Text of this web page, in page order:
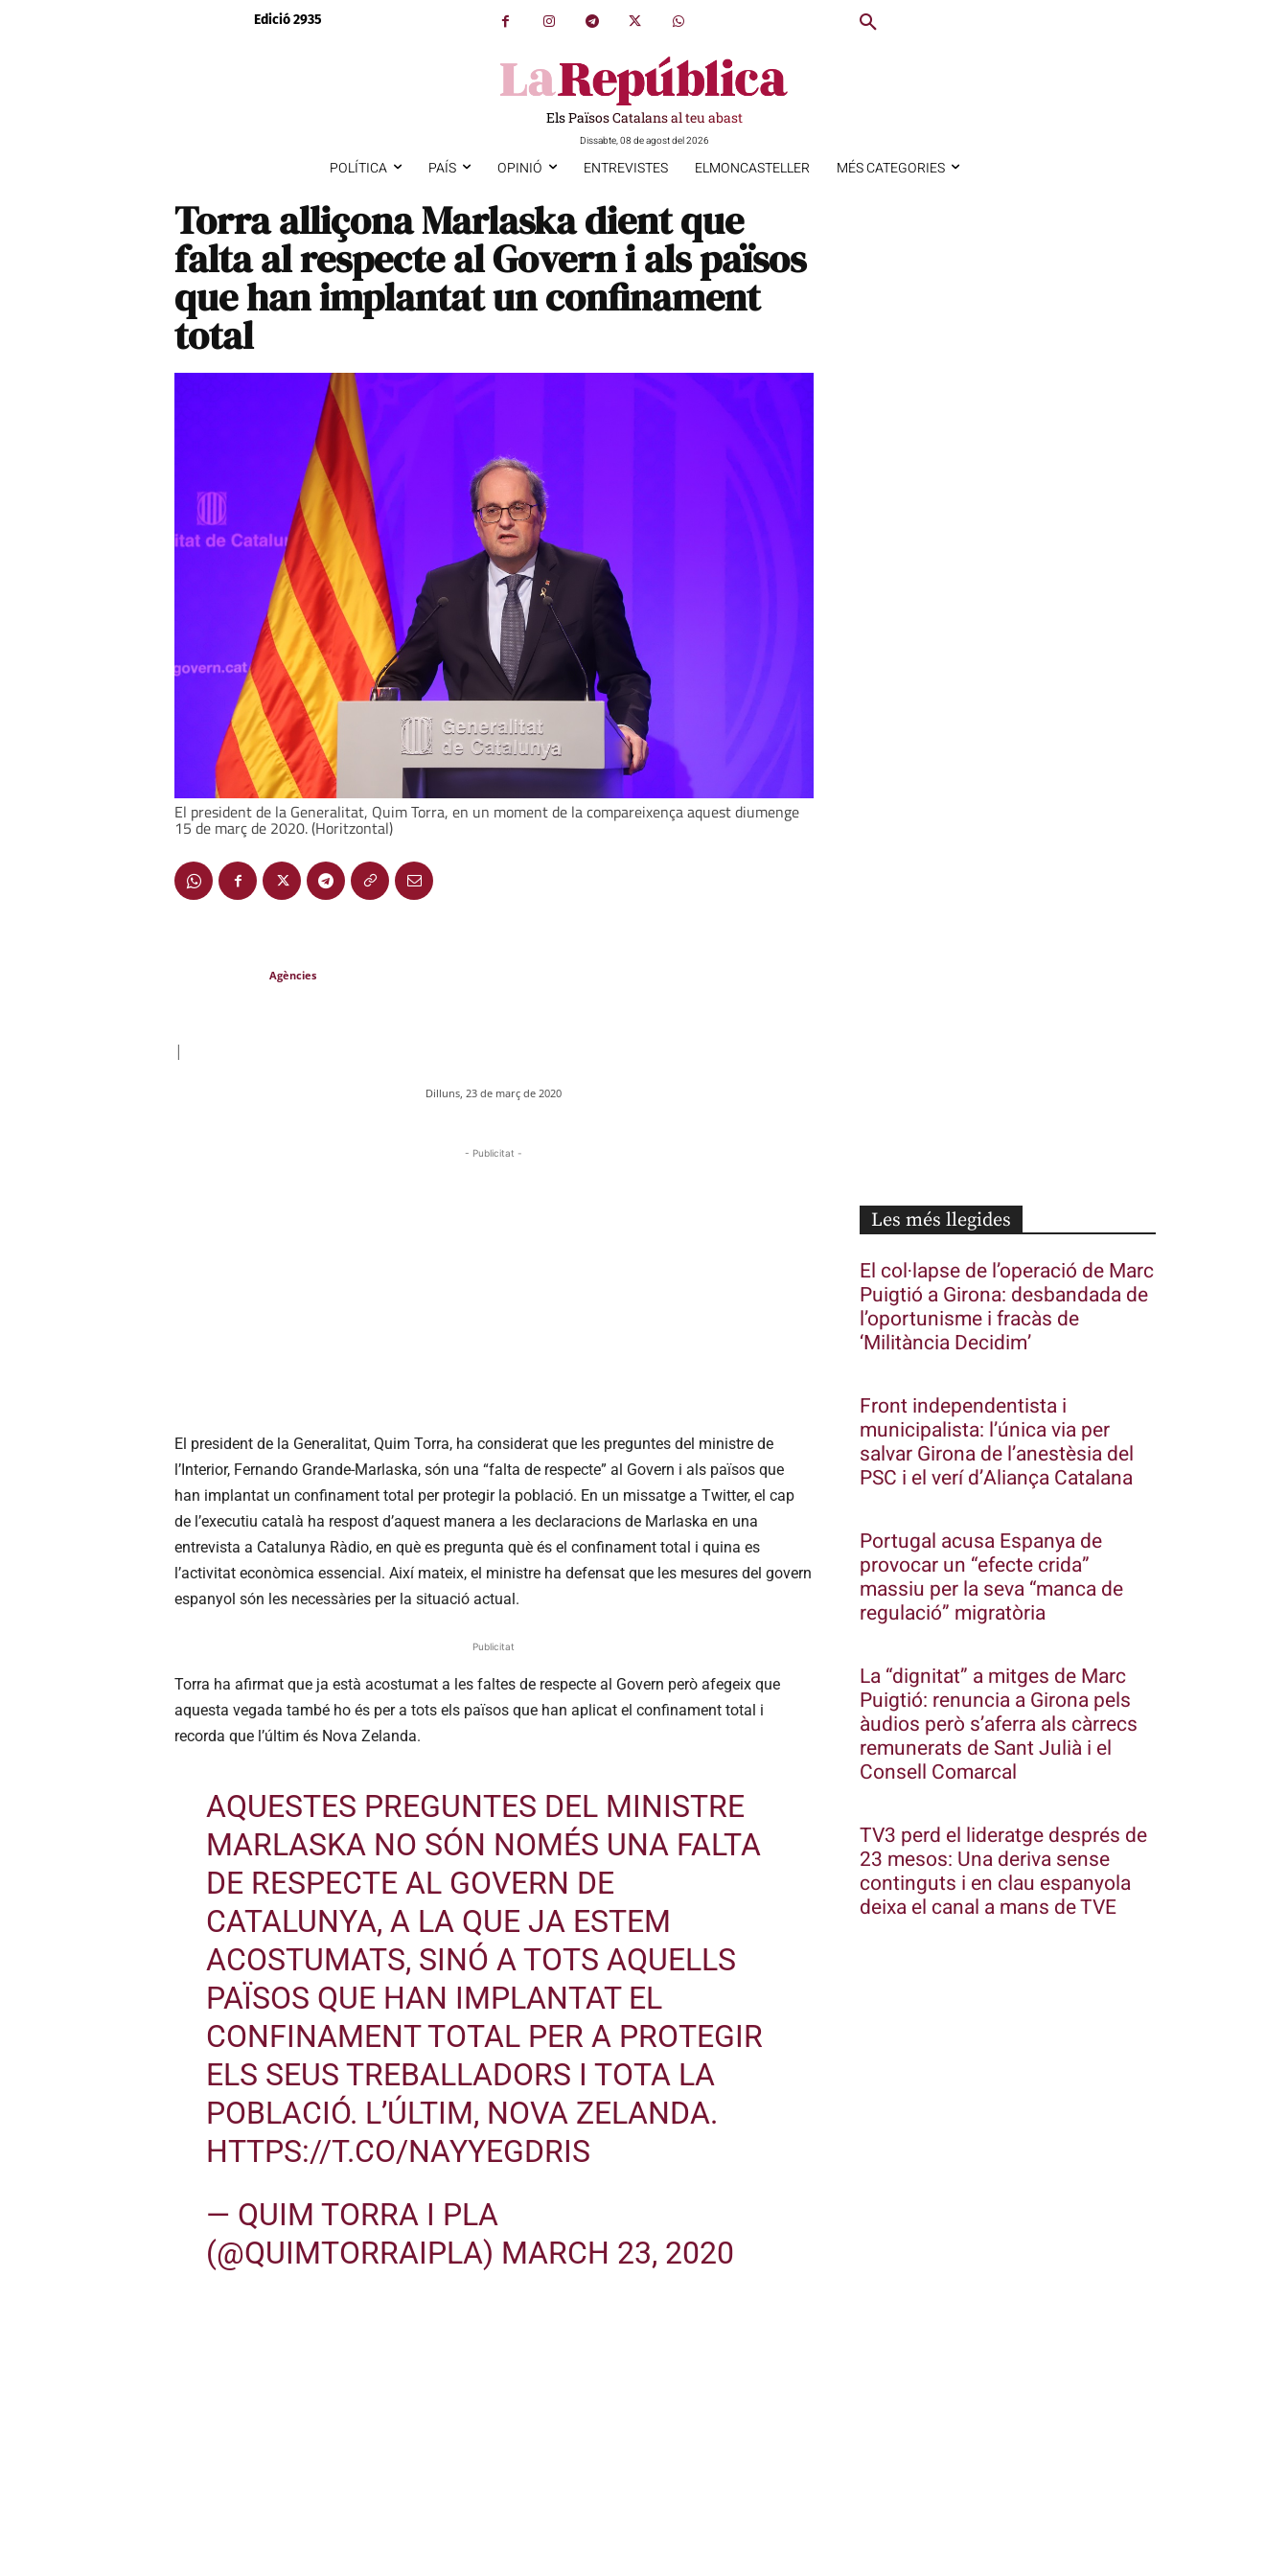
Edició 2935
Els Països Catalans al teu abast
Dissabte, 08 de agost del 2026
POLÍTICA PAÍS OPINIÓ ENTREVISTES ELMONCASTELLER MÉS CATEGORIES
Torra alliçona Marlaska dient que
falta al respecte al Govern i als països
que han implantat un confinament
total
El president de la Generalitat, Quim Torra, en un moment de la compareixença aquest diumenge
15 de març de 2020. (Horitzontal)
Agències
|
Dilluns, 23 de març de 2020
- Publicitat -
El president de la Generalitat, Quim Torra, ha considerat que les preguntes del ministre de
l’Interior, Fernando Grande-Marlaska, són una “falta de respecte” al Govern i als països que
han implantat un confinament total per protegir la població. En un missatge a Twitter, el cap
de l’executiu català ha respost d’aquest manera a les declaracions de Marlaska en una
entrevista a Catalunya Ràdio, en què es pregunta què és el confinament total i quina es
l’activitat econòmica essencial. Així mateix, el ministre ha defensat que les mesures del govern
espanyol són les necessàries per la situació actual.
Publicitat
Torra ha afirmat que ja està acostumat a les faltes de respecte al Govern però afegeix que
aquesta vegada també ho és per a tots els països que han aplicat el confinament total i
recorda que l’últim és Nova Zelanda.
AQUESTES PREGUNTES DEL MINISTRE
MARLASKA NO SÓN NOMÉS UNA FALTA
DE RESPECTE AL GOVERN DE
CATALUNYA, A LA QUE JA ESTEM
ACOSTUMATS, SINÓ A TOTS AQUELLS
PAÏSOS QUE HAN IMPLANTAT EL
CONFINAMENT TOTAL PER A PROTEGIR
ELS SEUS TREBALLADORS I TOTA LA
POBLACIÓ. L’ÚLTIM, NOVA ZELANDA.
HTTPS://T.CO/NAYYEGDRIS
— QUIM TORRA I PLA
(@QUIMTORRAIPLA) MARCH 23, 2020
Les més llegides
El col·lapse de l’operació de Marc
Puigtió a Girona: desbandada de
l’oportunisme i fracàs de
‘Militància Decidim’
Front independentista i
municipalista: l’única via per
salvar Girona de l’anestèsia del
PSC i el verí d’Aliança Catalana
Portugal acusa Espanya de
provocar un “efecte crida”
massiu per la seva “manca de
regulació” migratòria
La “dignitat” a mitges de Marc
Puigtió: renuncia a Girona pels
àudios però s’aferra als càrrecs
remunerats de Sant Julià i el
Consell Comarcal
TV3 perd el lideratge després de
23 mesos: Una deriva sense
continguts i en clau espanyola
deixa el canal a mans de TVE